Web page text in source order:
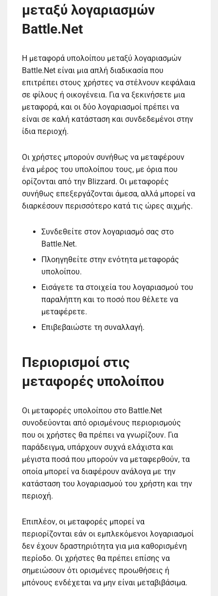
μεταξύ λογαριασμών
Battle.Net
Η μεταφορά υπολοίπου μεταξύ λογαριασμών
Battle.Net είναι μια απλή διαδικασία που
επιτρέπει στους χρήστες να στέλνουν κεφάλαια
σε φίλους ή οικογένεια. Για να ξεκινήσετε μια
μεταφορά, και οι δύο λογαριασμοί πρέπει να
είναι σε καλή κατάσταση και συνδεδεμένοι στην
ίδια περιοχή.
Οι χρήστες μπορούν συνήθως να μεταφέρουν
ένα μέρος του υπολοίπου τους, με όρια που
ορίζονται από την Blizzard. Οι μεταφορές
συνήθως επεξεργάζονται άμεσα, αλλά μπορεί να
διαρκέσουν περισσότερο κατά τις ώρες αιχμής.
Συνδεθείτε στον λογαριασμό σας στο
Battle.Net.
Πλοηγηθείτε στην ενότητα μεταφοράς
υπολοίπου.
Εισάγετε τα στοιχεία του λογαριασμού του
παραλήπτη και το ποσό που θέλετε να
μεταφέρετε.
Επιβεβαιώστε τη συναλλαγή.
Περιορισμοί στις
μεταφορές υπολοίπου
Οι μεταφορές υπολοίπου στο Battle.Net
συνοδεύονται από ορισμένους περιορισμούς
που οι χρήστες θα πρέπει να γνωρίζουν. Για
παράδειγμα, υπάρχουν συχνά ελάχιστα και
μέγιστα ποσά που μπορούν να μεταφερθούν, τα
οποία μπορεί να διαφέρουν ανάλογα με την
κατάσταση του λογαριασμού του χρήστη και την
περιοχή.
Επιπλέον, οι μεταφορές μπορεί να
περιορίζονται εάν οι εμπλεκόμενοι λογαριασμοί
δεν έχουν δραστηριότητα για μια καθορισμένη
περίοδο. Οι χρήστες θα πρέπει επίσης να
σημειώσουν ότι ορισμένες προωθήσεις ή
μπόνους ενδέχεται να μην είναι μεταβιβάσιμα.